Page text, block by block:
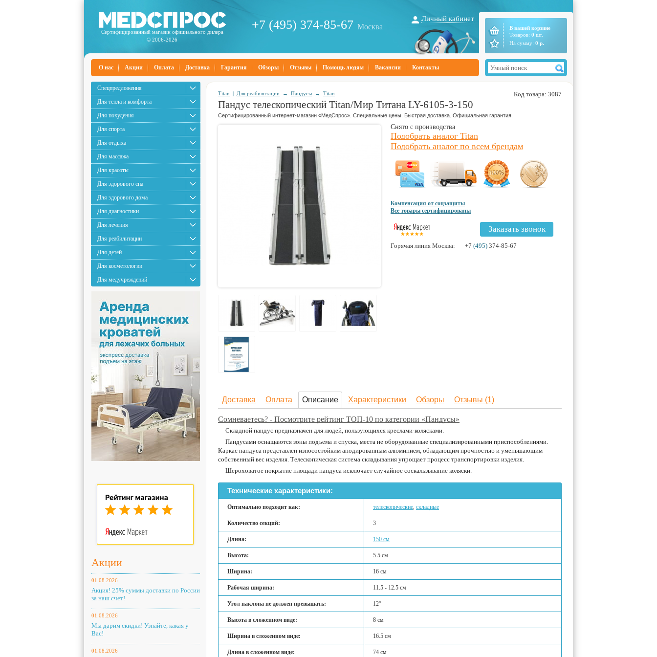
Сертифицированный магазин официального дилера
© 2006-2026
+7 (495) 374-85-67 Москва
Личный кабинет
В вашей корзине
Товаров: 0 шт.
На сумму: 0 р.
О нас Акции Оплата Доставка Гарантия Обзоры Отзывы Помощь людям Вакансии Контакты
Спецпредложения
Для тепла и комфорта
Для похудения
Для спорта
Для отдыха
Для массажа
Для красоты
Для здорового сна
Для здорового дома
Для диагностики
Для лечения
Для реабилитации
Для детей
Для косметологии
Для медучреждений
Акции
01.08.2026
Акция! 25% суммы доставки по России
за наш счет!
01.08.2026
Мы дарим скидки! Узнайте, какая у
Вас!
01.08.2026
Код товара: 3087
Titan | Для реабилитации → Пандусы → Titan
Пандус телескопический Titan/Мир Титана LY-6105-3-150
Сертифицированный интернет-магазин «МедСпрос». Специальные цены. Быстрая доставка. Официальная гарантия.
Снято с производства
Подобрать аналог Titan
Подобрать аналог по всем брендам
Компенсация от соцзащиты
Все товары сертифицированы
Заказать звонок
Горячая линия Москва: +7 (495) 374-85-67
Доставка Оплата Описание Характеристики Обзоры Отзывы (1)
Сомневаетесь? - Посмотрите рейтинг ТОП-10 по категории «Пандусы»
Складной пандус предназначен для людей, пользующихся креслами-колясками.
Пандусами оснащаются зоны подъема и спуска, места не оборудованные специализированными приспособлениями.
Каркас пандуса представлен износостойким анодированным алюминием, обладающим прочностью и уменьшающим
собственный вес изделия. Телескопическая система складывания упрощает процесс транспортировки изделия.
Шероховатое покрытие площади пандуса исключает случайное соскальзывание коляски.
Технические характеристики:
Оптимально подходит как: телескопические, складные
Количество секций: 3
Длина: 150 см
Высота: 5.5 см
Ширина: 16 см
Рабочая ширина: 11.5 - 12.5 см
Угол наклона не должен превышать: 12°
Высота в сложенном виде: 8 см
Ширина в сложенном виде: 16.5 см
Длина в сложенном виде: 74 см